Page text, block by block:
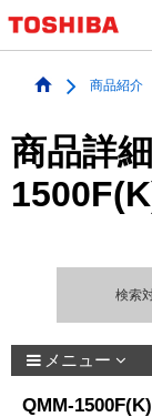
商品紹介
商品詳
検索
メニュー
QMM-